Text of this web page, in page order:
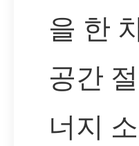
을 한
공간
너지